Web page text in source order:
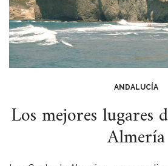
ANDALUCÍA
Los mejores lugares
Almería